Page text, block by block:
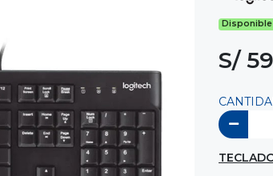
Disponible
S/